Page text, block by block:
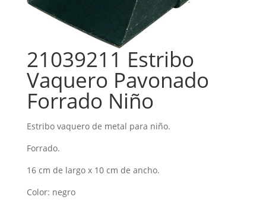
21039211 Estribo
Vaquero Pavonado
Forrado Niño
Estribo vaquero de metal para niño.
Forrado.
16 cm de largo x 10 cm de ancho.
Color: negro